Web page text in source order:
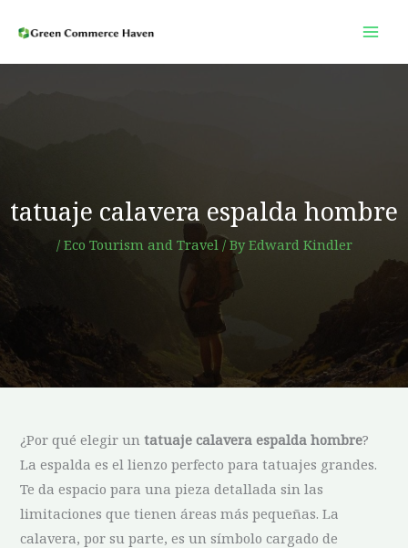
content
tatuaje calavera espalda hombre
/ Eco Tourism and Travel / ByEdward Kindler
¿Por qué elegir untatuaje calavera espalda hombre?
La espalda es el lienzo perfecto para tatuajes grandes.
Te da espacio para una pieza detallada sin las
limitaciones que tienen áreas más pequeñas. La
calavera, por su parte, es un símbolo cargado de